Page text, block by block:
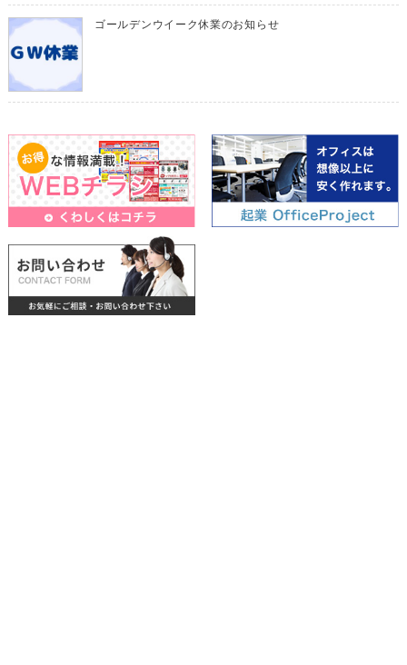
ゴールデンウイーク休業のお知らせ